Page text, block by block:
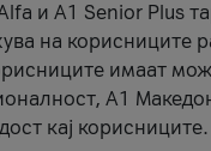
и A1 Senior Plus
на корисниците
имаат
А1
кај корисниците.